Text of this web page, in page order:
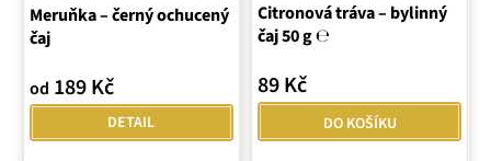
Meruňka – černý ochucený
čaj
od 189 Kč
DETAIL
Citronová tráva – bylinný
čaj 50 g ℮
89 Kč
DO KOŠÍKU